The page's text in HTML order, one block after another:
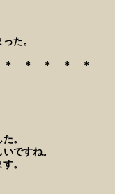
た。
＊ ＊ ＊ ＊ ＊
。
ですね。
。